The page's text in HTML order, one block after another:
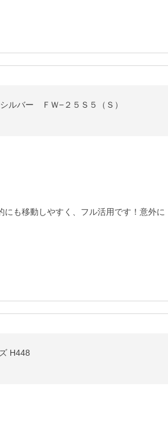
バー ＦＷ−２５Ｓ５（Ｓ）
も移動しやすく、フル活用です！意外に
H448